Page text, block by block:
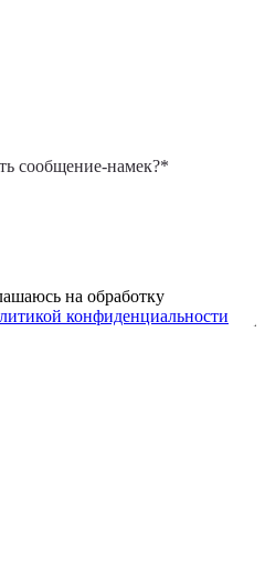
сообщение-намек?*
на обработку
конфиденциальности